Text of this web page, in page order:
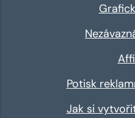
Potisk
Jak si